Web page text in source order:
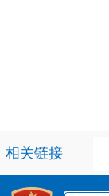
相关链接